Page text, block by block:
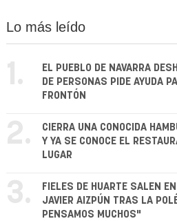
Lo más leído
1.
EL PUEBLO DE NAVARRA
DE PERSONAS PIDE AYUDA
FRONTÓN
2.
CIERRA UNA CONOCIDA
Y YA SE CONOCE EL
LUGAR
3.
FIELES DE HUARTE SALEN
JAVIER AIZPÚN TRAS LA
PENSAMOS MUCHOS"